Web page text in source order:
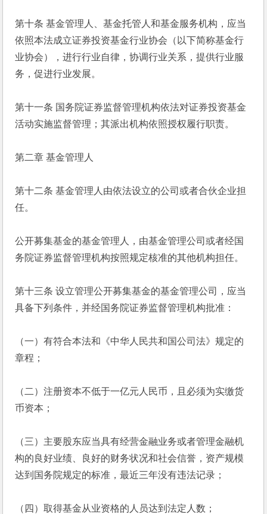
第十条 基金管理人、基金托管人和基金服务机构，应当
依照本法成立证券投资基金行业协会（以下简称基金行
业协会），进行行业自律，协调行业关系，提供行业服
务，促进行业发展。
第十一条 国务院证券监督管理机构依法对证券投资基金
活动实施监督管理；其派出机构依照授权履行职责。
第二章 基金管理人
第十二条 基金管理人由依法设立的公司或者合伙企业担
任。
公开募集基金的基金管理人，由基金管理公司或者经国
务院证券监督管理机构按照规定核准的其他机构担任。
第十三条 设立管理公开募集基金的基金管理公司，应当
具备下列条件，并经国务院证券监督管理机构批准：
（一）有符合本法和《中华人民共和国公司法》规定的
章程；
（二）注册资本不低于一亿元人民币，且必须为实缴货
币资本；
（三）主要股东应当具有经营金融业务或者管理金融机
构的良好业绩、良好的财务状况和社会信誉，资产规模
达到国务院规定的标准，最近三年没有违法记录；
（四）取得基金从业资格的人员达到法定人数；